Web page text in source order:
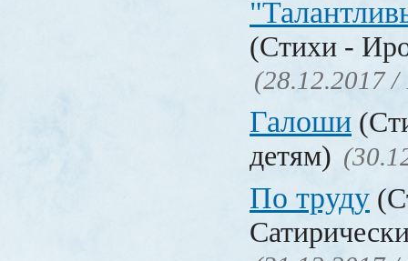
(Стихи -
(28.12.2017 /
Галоши
детям)
По труду